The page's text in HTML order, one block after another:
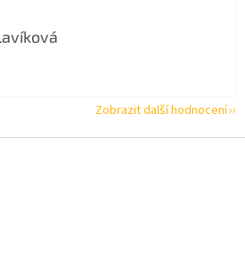
obchodu je 5 z 5 hvězdiček.
Zobrazit další hodnocení